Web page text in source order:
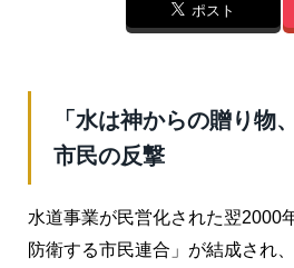
ポスト
「水は神からの贈り物
市民の反撃
水道事業が民営化された翌2000
防衛する市民連合」が結成され